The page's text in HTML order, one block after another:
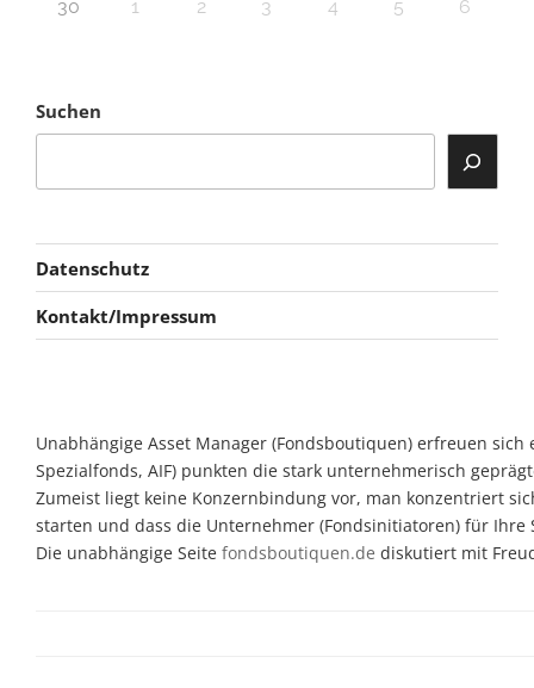
30 1 2 3 4 5 6
Suchen
Datenschutz
Kontakt/Impressum
Unabhängige Asset Manager (Fondsboutiquen) erfreuen
Spezialfonds, AIF) punkten die stark unternehmerisch
Zumeist liegt keine Konzernbindung vor, man konzentriert
starten und dass die Unternehmer (Fondsinitiatoren) für Ihre
Die unabhängige Seite fondsboutiquen.de diskutiert mit